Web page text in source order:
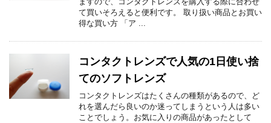
て買いそろえると便利です。 取り扱い商品とお買い
得な買い方 「ア ...
コンタクトレンズで人気の1日使い捨
てのソフトレンズ
コンタクトレンズはたくさんの種類があるので、ど
れを選んだら良いのか迷ってしまうという人は多い
ことでしょう。お気に入りの商品があったとして